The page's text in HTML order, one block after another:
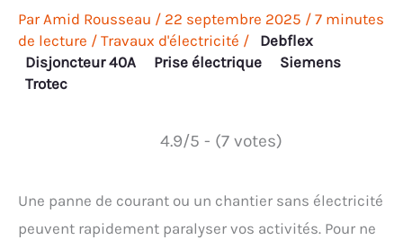
Par Amid Rousseau / 22 septembre 2025 / 7 minutes
de lecture / Travaux d'électricité /
Debflex
Disjoncteur 40A
Prise électrique
Siemens
Trotec
4.9/5 - (7 votes)
Une panne de courant ou un chantier sans électricité
peuvent rapidement paralyser vos activités. Pour ne